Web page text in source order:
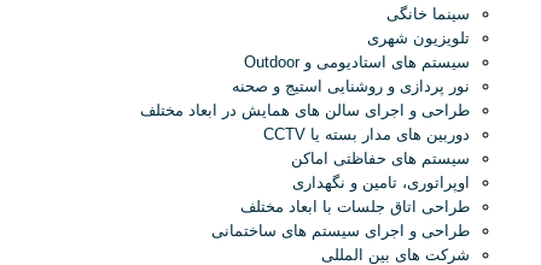
سینما خانگی
تلویزیون شهری
سیستم های استادیومی و Outdoor
نور پردازی و روشنایی استیج و صحنه
طراحی و اجرای سالن های همایش در ابعاد مختلف
دوربین های مدار بسته یا CCTV
سیستم های حفاظتی اماکن
اوپراتوری، تامین و نگهداری
طراحی اتاق جلسات با ابعاد مختلف
طراحی و اجرای سیستم های ساختمانی
شرکت های بین المللی